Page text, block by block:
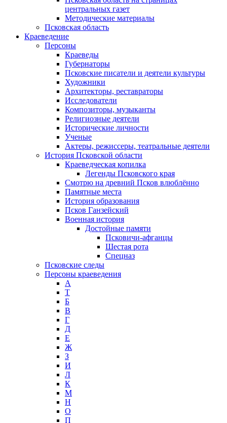
центральных газет
Методические материалы
Псковская область
Краеведение
Персоны
Краеведы
Губернаторы
Псковские писатели и деятели культуры
Художники
Архитекторы, реставраторы
Исследователи
Композиторы, музыканты
Религиозные деятели
Исторические личности
Ученые
Актеры, режиссеры, театральные деятели
История Псковской области
Краеведческая копилка
Легенды Псковского края
Смотрю на древний Псков влюблённо
Памятные места
История образования
Псков Ганзейский
Военная история
Достойные памяти
Псковичи-афганцы
Шестая рота
Спецназ
Псковские следы
Персоны краеведения
А
T
Б
В
Г
Д
Е
Ж
З
И
Л
К
М
Н
О
П